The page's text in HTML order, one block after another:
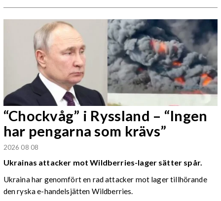
“Chockvåg” i Ryssland – “Ingen
har pengarna som krävs”
2026 08 08
Ukrainas attacker mot Wildberries-lager sätter spår.
Ukraina har genomfört en rad attacker mot lager tillhörande
den ryska e-handelsjätten Wildberries.